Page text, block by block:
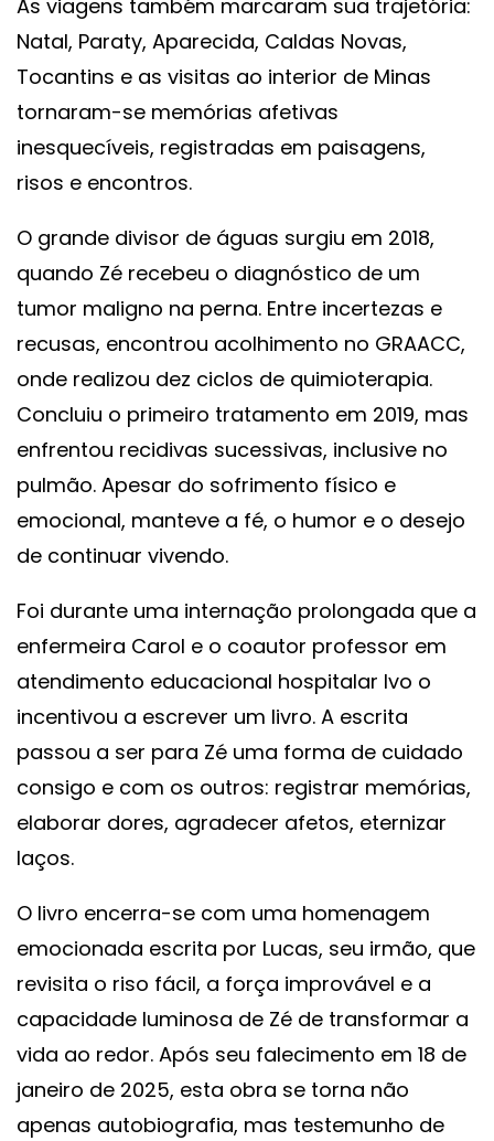
As viagens também marcaram sua trajetória:
Natal, Paraty, Aparecida, Caldas Novas,
Tocantins e as visitas ao interior de Minas
tornaram-se memórias afetivas
inesquecíveis, registradas em paisagens,
risos e encontros.
O grande divisor de águas surgiu em 2018,
quando Zé recebeu o diagnóstico de um
tumor maligno na perna. Entre incertezas e
recusas, encontrou acolhimento no GRAACC,
onde realizou dez ciclos de quimioterapia.
Concluiu o primeiro tratamento em 2019, mas
enfrentou recidivas sucessivas, inclusive no
pulmão. Apesar do sofrimento físico e
emocional, manteve a fé, o humor e o desejo
de continuar vivendo.
Foi durante uma internação prolongada que a
enfermeira Carol e o coautor professor em
atendimento educacional hospitalar Ivo o
incentivou a escrever um livro. A escrita
passou a ser para Zé uma forma de cuidado
consigo e com os outros: registrar memórias,
elaborar dores, agradecer afetos, eternizar
laços.
O livro encerra-se com uma homenagem
emocionada escrita por Lucas, seu irmão, que
revisita o riso fácil, a força improvável e a
capacidade luminosa de Zé de transformar a
vida ao redor. Após seu falecimento em 18 de
janeiro de 2025, esta obra se torna não
apenas autobiografia, mas testemunho de